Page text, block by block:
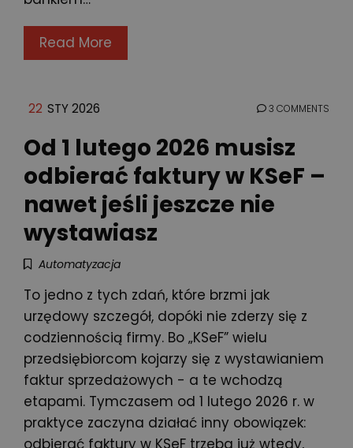
Read More
22 STY 2026 3 COMMENTS
Od 1 lutego 2026 musisz
odbierać faktury w KSeF –
nawet jeśli jeszcze nie
wystawiasz
Automatyzacja
To jedno z tych zdań, które brzmi jak
urzędowy szczegół, dopóki nie zderzy się z
codziennością firmy. Bo „KSeF” wielu
przedsiębiorcom kojarzy się z wystawianiem
faktur sprzedażowych - a te wchodzą
etapami. Tymczasem od 1 lutego 2026 r. w
praktyce zaczyna działać inny obowiązek:
odbierać faktury w KSeF trzeba już wtedy,